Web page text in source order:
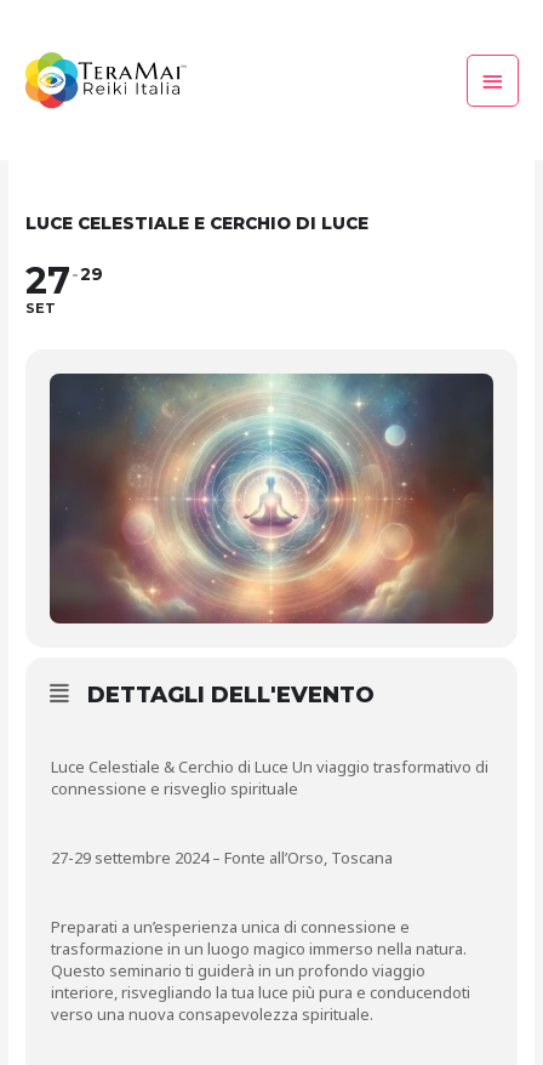
contenuto
LUCE CELESTIALE E CERCHIO DI LUCE
27
SET
29
DETTAGLI DELL'EVENTO
Luce Celestiale & Cerchio di Luce Un viaggio trasformativo di
connessione e risveglio spirituale
27-29 settembre 2024 – Fonte all’Orso, Toscana
Preparati a un’esperienza unica di connessione e
trasformazione in un luogo magico immerso nella natura.
Questo seminario ti guiderà in un profondo viaggio
interiore, risvegliando la tua luce più pura e conducendoti
verso una nuova consapevolezza spirituale.